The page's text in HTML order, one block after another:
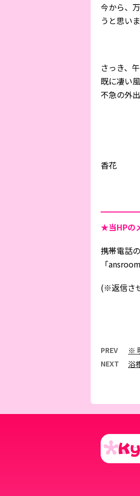
今から、
うと思
さっき、
既に凄い
不急の外
香花
★当HPの
携帯電話
「
(※返信さ
PREV ※
NEXT 浴